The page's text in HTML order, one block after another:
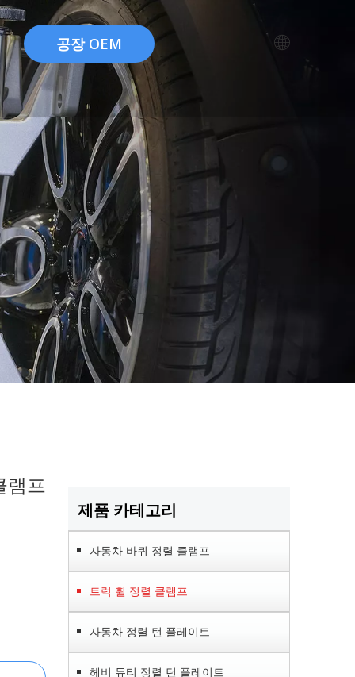
공장 OEM
램프
제품 카테고리
자동차 바퀴 정렬 클램프
트럭 휠 정렬 클램프
자동차 정렬 턴 플레이트
헤비 듀티 정렬 턴 플레이트